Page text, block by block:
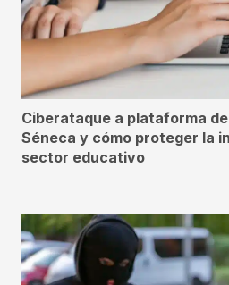
Ciberataque a plataforma
Séneca y cómo proteger la
sector educativo